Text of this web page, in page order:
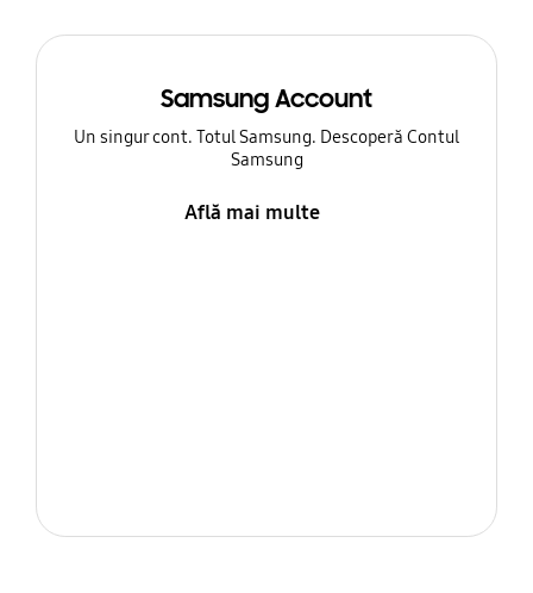
Samsung Account
Un singur cont. Totul Samsung. Descoperă Contul
Samsung
Află mai multe